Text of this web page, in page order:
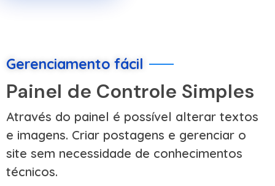
Gerenciamento fácil
Painel de Controle Simples
Através do painel é possível alterar textos
e imagens. Criar postagens e gerenciar o
site sem necessidade de conhecimentos
técnicos.